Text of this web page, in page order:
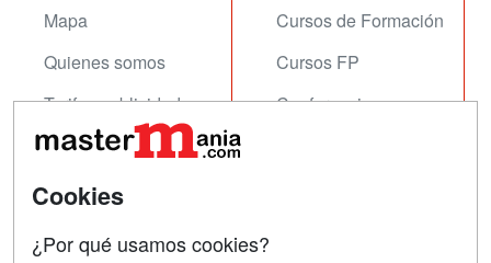
Mapa
Quienes somos
Tarifas publicidad
Acceso Usuarios
Acceso Centros
Cursos de Formación
Cursos FP
Conferencias
Cookies
¿Por qué usamos cookies?